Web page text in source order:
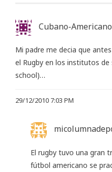
Cubano-Americano
Mi padre me decia que
el Rugby en los institutos de
school)…
29/12/2010 7:03 PM
El rugby tuvo una gran
fútbol americano se